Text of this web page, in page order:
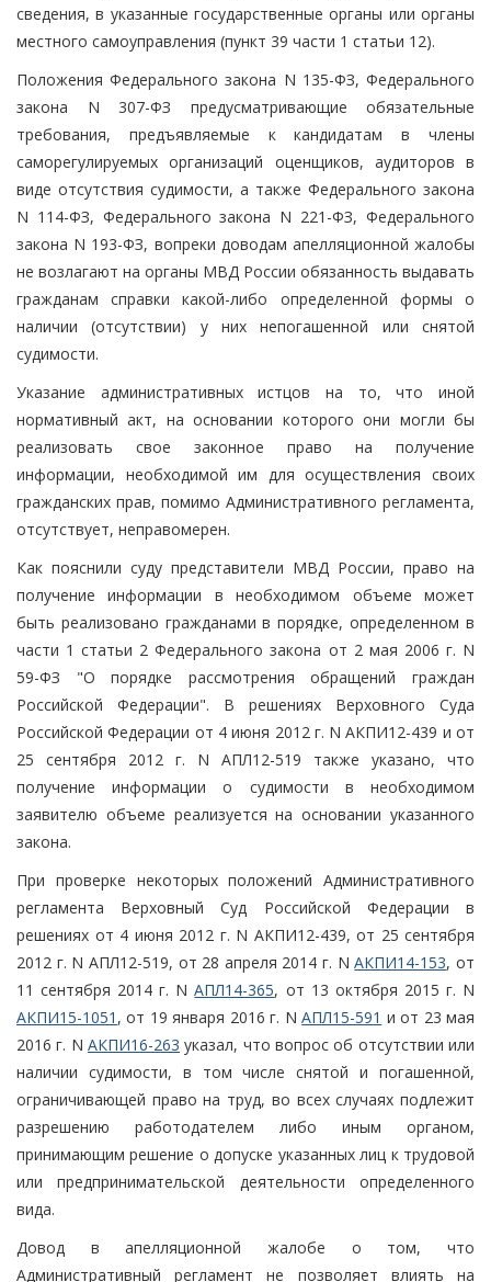
сведения, в указанные государственные органы или органы
местного самоуправления (пункт 39 части 1 статьи 12).
Положения Федерального закона N 135-ФЗ, Федерального
закона N 307-ФЗ предусматривающие обязательные
требования, предъявляемые к кандидатам в члены
саморегулируемых организаций оценщиков, аудиторов в
виде отсутствия судимости, а также Федерального закона
N 114-ФЗ, Федерального закона N 221-ФЗ, Федерального
закона N 193-ФЗ, вопреки доводам апелляционной жалобы
не возлагают на органы МВД России обязанность выдавать
гражданам справки какой-либо определенной формы о
наличии (отсутствии) у них непогашенной или снятой
судимости.
Указание административных истцов на то, что иной
нормативный акт, на основании которого они могли бы
реализовать свое законное право на получение
информации, необходимой им для осуществления своих
гражданских прав, помимо Административного регламента,
отсутствует, неправомерен.
Как пояснили суду представители МВД России, право на
получение информации в необходимом объеме может
быть реализовано гражданами в порядке, определенном в
части 1 статьи 2 Федерального закона от 2 мая 2006 г. N
59-ФЗ "О порядке рассмотрения обращений граждан
Российской Федерации". В решениях Верховного Суда
Российской Федерации от 4 июня 2012 г. N АКПИ12-439 и от
25 сентября 2012 г. N АПЛ12-519 также указано, что
получение информации о судимости в необходимом
заявителю объеме реализуется на основании указанного
закона.
При проверке некоторых положений Административного
регламента Верховный Суд Российской Федерации в
решениях от 4 июня 2012 г. N АКПИ12-439, от 25 сентября
2012 г. N АПЛ12-519, от 28 апреля 2014 г. NАКПИ14-153, от
11 сентября 2014 г. NАПЛ14-365, от 13 октября 2015 г. N
АКПИ15-1051 , от 19 января 2016 г. NАПЛ15-591 и от 23 мая
2016 г. N АКПИ16-263 указал, что вопрос об отсутствии или
наличии судимости, в том числе снятой и погашенной,
ограничивающей право на труд, во всех случаях подлежит
разрешению работодателем либо иным органом,
принимающим решение о допуске указанных лиц к трудовой
или предпринимательской деятельности определенного
вида.
Довод в апелляционной жалобе о том, что
Административный регламент не позволяет влиять на